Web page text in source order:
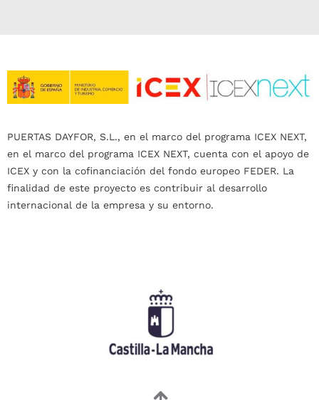
PUERTAS DAYFOR, S.L., en el marco del programa ICEX NEXT,
en el marco del programa ICEX NEXT, cuenta con el apoyo de
ICEX y con la cofinanciación del fondo europeo FEDER. La
finalidad de este proyecto es contribuir al desarrollo
internacional de la empresa y su entorno.